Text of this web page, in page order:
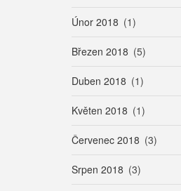
Únor 2018 (1)
Březen 2018 (5)
Duben 2018 (1)
Květen 2018 (1)
Červenec 2018 (3)
Srpen 2018 (3)